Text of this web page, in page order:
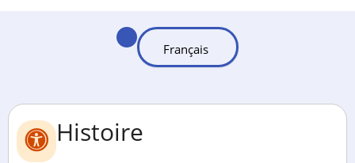
Histoire